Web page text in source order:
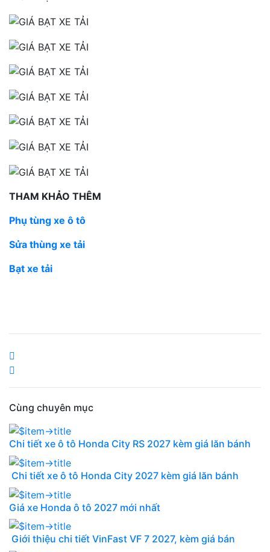
THAM KHẢO THÊM
Phụ tùng xe ô tô
Sửa thùng xe tải
Bạt xe tải
Cùng chuyên mục
Chi tiết xe ô tô Honda City RS 2027 kèm giá lăn bánh
Chi tiết xe ô tô Honda City 2027 kèm giá lăn bánh
Giá xe Honda ô tô 2027 mới nhất
Giới thiệu chi tiết VinFast VF 7 2027, kèm giá bán